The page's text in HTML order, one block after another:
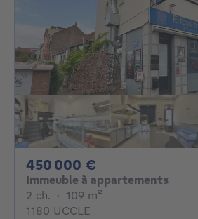
450 000 €
Immeuble à appartements
2 ch. 2 chambres
· 109 m²
1180 UCCLE